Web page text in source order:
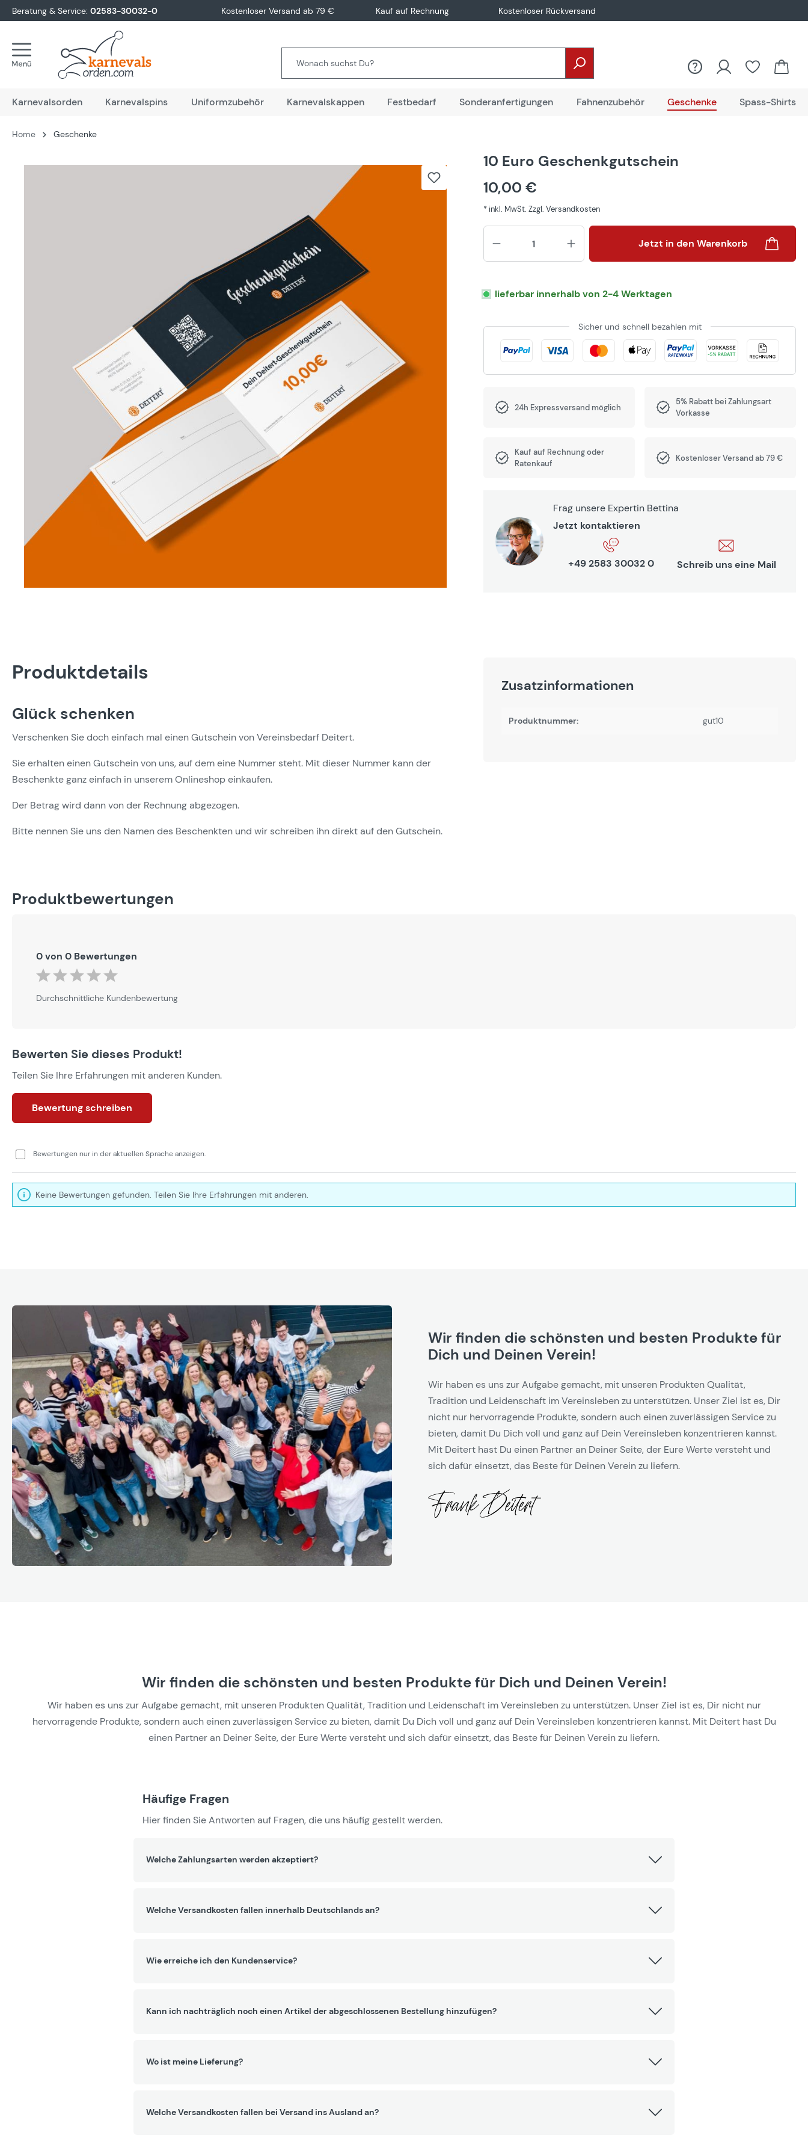
Zur Hauptnavigation springen
Beratung & Service: 02583-30032-0 Kostenloser Versand ab 79 € Kauf auf Rechnung Kostenloser Rückversand
Karnevalsorden Karnevalspins Uniformzubehör Karnevalskappen Festbedarf Sonderanfertigungen Fahnenzubehör Geschenke Spass-Shirts
Home Geschenke
10 Euro Geschenkgutschein
10,00 €
* inkl. MwSt. Zzgl. Versandkosten
Produkt Anzahl: Gib den
Jetzt in den Warenkorb
lieferbar innerhalb von 2-4 Werktagen
Sicher und schnell bezahlen mit
24h Expressversand möglich
5% Rabatt bei Zahlungsart
Vorkasse
Kauf auf Rechnung oder
Ratenkauf
Kostenloser Versand ab 79 €
Frag unsere Expertin Bettina
Jetzt kontaktieren
+49 2583 30032 0 Schreib uns eine Mail
Produktdetails
Glück schenken
Verschenken Sie doch einfach mal einen Gutschein von Vereinsbedarf Deitert.
Sie erhalten einen Gutschein von uns, auf dem eine Nummer steht. Mit dieser Nummer kann der
Beschenkte ganz einfach in unserem Onlineshop einkaufen.
Der Betrag wird dann von der Rechnung abgezogen.
Bitte nennen Sie uns den Namen des Beschenkten und wir schreiben ihn direkt auf den Gutschein.
Zusatzinformationen
Produktnummer: gut10
Produktbewertungen
0 von 0 Bewertungen
Durchschnittliche Bewertung von 0 von 5 Sternen
Durchschnittliche Kundenbewertung
Bewerten Sie dieses Produkt!
Teilen Sie Ihre Erfahrungen mit anderen Kunden.
Bewertung schreiben
Bewertungen nur in der aktuellen Sprache anzeigen.
Keine Bewertungen gefunden. Teilen Sie Ihre Erfahrungen mit anderen.
Wir finden die schönsten und besten Produkte für
Dich und Deinen Verein!
Wir haben es uns zur Aufgabe gemacht, mit unseren Produkten Qualität,
Tradition und Leidenschaft im Vereinsleben zu unterstützen. Unser Ziel ist es, Dir
nicht nur hervorragende Produkte, sondern auch einen zuverlässigen Service zu
bieten, damit Du Dich voll und ganz auf Dein Vereinsleben konzentrieren kannst.
Mit Deitert hast Du einen Partner an Deiner Seite, der Eure Werte versteht und
sich dafür einsetzt, das Beste für Deinen Verein zu liefern.
Wir finden die schönsten und besten Produkte für Dich und Deinen Verein!
Wir haben es uns zur Aufgabe gemacht, mit unseren Produkten Qualität, Tradition und Leidenschaft im Vereinsleben zu unterstützen. Unser Ziel ist es, Dir nicht nur
hervorragende Produkte, sondern auch einen zuverlässigen Service zu bieten, damit Du Dich voll und ganz auf Dein Vereinsleben konzentrieren kannst. Mit Deitert hast Du
einen Partner an Deiner Seite, der Eure Werte versteht und sich dafür einsetzt, das Beste für Deinen Verein zu liefern.
Häufige Fragen
Hier finden Sie Antworten auf Fragen, die uns häufig gestellt werden.
Welche Zahlungsarten werden akzeptiert?
Welche Versandkosten fallen innerhalb Deutschlands an?
Wie erreiche ich den Kundenservice?
Kann ich nachträglich noch einen Artikel der abgeschlossenen Bestellung hinzufügen?
Wo ist meine Lieferung?
Welche Versandkosten fallen bei Versand ins Ausland an?